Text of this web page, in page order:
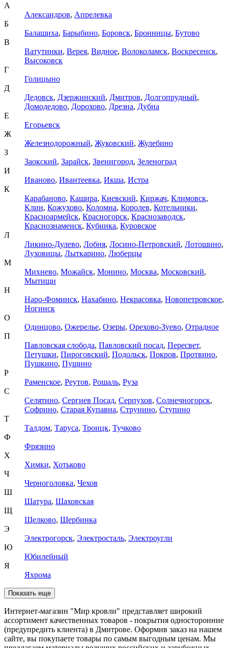
А
Александров, Апрелевка
Б
Балашиха, Барыбино, Боровск, Бронницы, Бутово
В
Ватутинки, Верея, Видное, Волоколамск, Воскресенск,
Высоковск
Г
Голицыно
Д
Дедовск, Дзержинский, Дмитров, Долгопрудный,
Домодедово, Дорохово, Дрезна, Дубна
Е
Егорьевск
Ж
Железнодорожный, Жуковский, Жулебино
З
Заокский, Зарайск, Звенигород, Зеленоград
И
Иваново, Ивантеевка, Икша, Истра
К
Карабаново, Кашира, Киевский, Киржач, Климовск,
Клин, Кожухово, Коломна, Королев, Котельники,
Красноармейск, Красногорск, Краснозаводск,
Краснознаменск, Кубинка, Куровское
Л
Ликино-Дулево, Лобня, Лосино-Петровский, Лотошино,
Луховицы, Лыткарино, Люберцы
М
Михнево, Можайск, Монино, Москва, Московский,
Мытищи
Н
Наро-Фоминск, Нахабино, Некрасовка, Новопетровское,
Ногинск
О
Одинцово, Ожерелье, Озеры, Орехово-Зуево, Отрадное
П
Павловская слобода, Павловский посад, Пересвет,
Петушки, Пироговский, Подольск, Покров, Протвино,
Пушкино, Пущино
Р
Раменское, Реутов, Рошаль, Руза
С
Селятино, Сергиев Посад, Серпухов, Солнечногорск,
Софрино, Старая Купавна, Струнино, Ступино
Т
Талдом, Таруса, Троицк, Тучково
Ф
Фрязино
Х
Химки, Хотьково
Ч
Черноголовка, Чехов
Ш
Шатура, Шаховская
Щ
Щелково, Щербинка
Э
Электрогорск, Электросталь, Электроугли
Ю
Юбилейный
Я
Яхрома
Показать еще
Интернет-магазин "Мир кровли" представляет широкий
ассортимент качественных товаров - покрытия односторонние
(предупредить клиента) в Дмитрове. Оформив заказ на нашем
сайте, вы покупаете товары по самым выгодным ценам. Мы